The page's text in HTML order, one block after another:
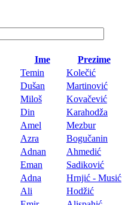
Ime Prezime
Temin Kolečić
Dušan Martinović
Miloš Kovačević
Din Karahodža
Amel Mezbur
Azra Bogučanin
Adnan Ahmedić
Eman Sadiković
Adna Hrnjić - Musić
Ali Hodžić